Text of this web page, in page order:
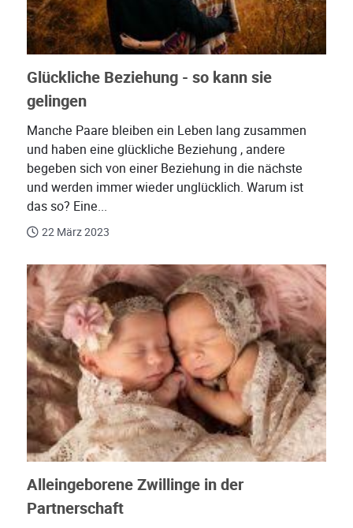
Glückliche Beziehung - so kann sie
gelingen
Manche Paare bleiben ein Leben lang zusammen
und haben eine glückliche Beziehung , andere
begeben sich von einer Beziehung in die nächste
und werden immer wieder unglücklich. Warum ist
das so? Eine...
22 März 2023
Alleingeborene Zwillinge in der
Partnerschaft